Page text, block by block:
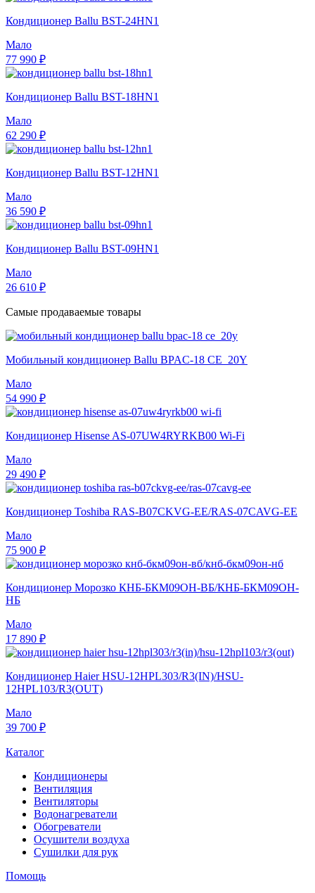
Кондиционер Ballu BST-24HN1
Мало
77 990 ₽
Кондиционер Ballu BST-18HN1
Мало
62 290 ₽
Кондиционер Ballu BST-12HN1
Мало
36 590 ₽
Кондиционер Ballu BST-09HN1
Мало
26 610 ₽
Самые продаваемые товары
Мобильный кондиционер Ballu BPAC-18 CE_20Y
Мало
54 990 ₽
Кондиционер Hisense AS-07UW4RYRKB00 Wi-Fi
Мало
29 490 ₽
Кондиционер Toshiba RAS-B07CKVG-EE/RAS-07CAVG-EE
Мало
75 900 ₽
Кондиционер Морозко КНБ-БКМ09ОН-ВБ/КНБ-БКМ09ОН-
НБ
Мало
17 890 ₽
Кондиционер Haier HSU-12HPL303/R3(IN)/HSU-
12HPL103/R3(OUT)
Мало
39 700 ₽
Каталог
Кондиционеры
Вентиляция
Вентиляторы
Водонагреватели
Обогреватели
Осушители воздуха
Сушилки для рук
Помощь